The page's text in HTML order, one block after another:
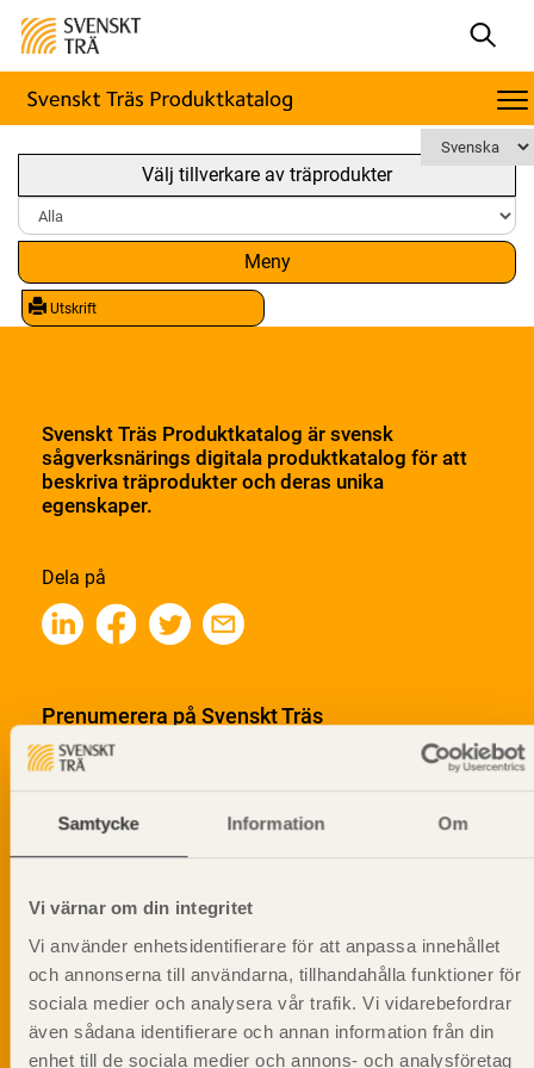
Samtycke Information Om
Vi värnar om din integritet
Vi använder enhetsidentifierare för att anpassa innehållet
och annonserna till användarna, tillhandahålla funktioner för
sociala medier och analysera vår trafik. Vi vidarebefordrar
även sådana identifierare och annan information från din
enhet till de sociala medier och annons- och analysföretag
Välj tillverkare av träprodukter
Meny
Utskrift
Svenskt Träs Produktkatalog är svensk
sågverksnärings digitala produktkatalog för att
beskriva träprodukter och deras unika
egenskaper.
Dela på
Prenumerera på Svenskt Träs
informationsutskick!